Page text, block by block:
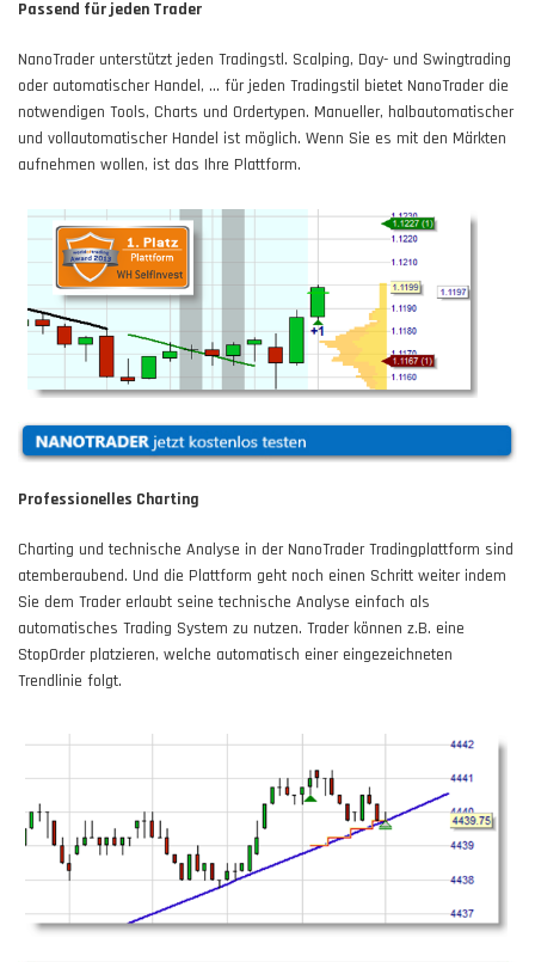
Passend für jeden Trader
NanoTrader unterstützt jeden Tradingstl. Scalping, Day- und Swingtrading
oder automatischer Handel, … für jeden Tradingstil bietet NanoTrader die
notwendigen Tools, Charts und Ordertypen. Manueller, halbautomatischer
und vollautomatischer Handel ist möglich. Wenn Sie es mit den Märkten
aufnehmen wollen, ist das Ihre Plattform.
Professionelles Charting
Charting und technische Analyse in der NanoTrader Tradingplattform sind
atemberaubend. Und die Plattform geht noch einen Schritt weiter indem
Sie dem Trader erlaubt seine technische Analyse einfach als
automatisches Trading System zu nutzen. Trader können z.B. eine
StopOrder platzieren, welche automatisch einer eingezeichneten
Trendlinie folgt.